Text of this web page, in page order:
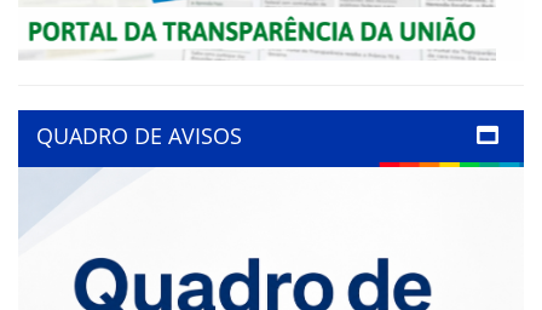
QUADRO DE AVISOS